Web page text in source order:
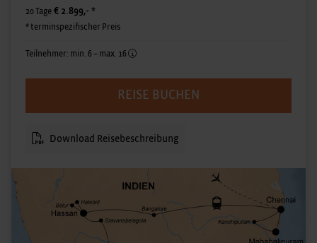
20 Tage € 2.899,- *
* terminspezifischer Preis
Teilnehmer: min. 6 – max. 16
REISE BUCHEN
Download Reisebeschreibung